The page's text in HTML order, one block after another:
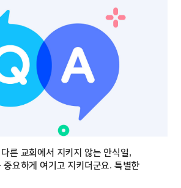
른 교회에서 지키지 않는 안식일,
중요하게 여기고 지키더군요. 특별한